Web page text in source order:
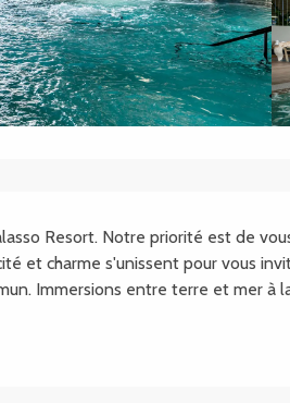
Resort. Notre priorité est de
et charme s'unissent pour vous
Immersions entre terre et mer à